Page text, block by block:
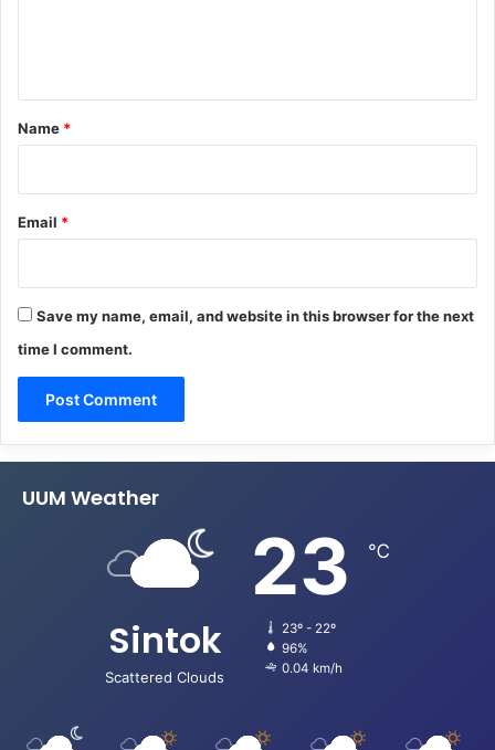
*
Name *
Email *
Save my name, email, and website in this browser for the next
time I comment.
UUM Weather
Sintok
Scattered Clouds
23 ℃
23º - 22º
96%
0.04 km/h